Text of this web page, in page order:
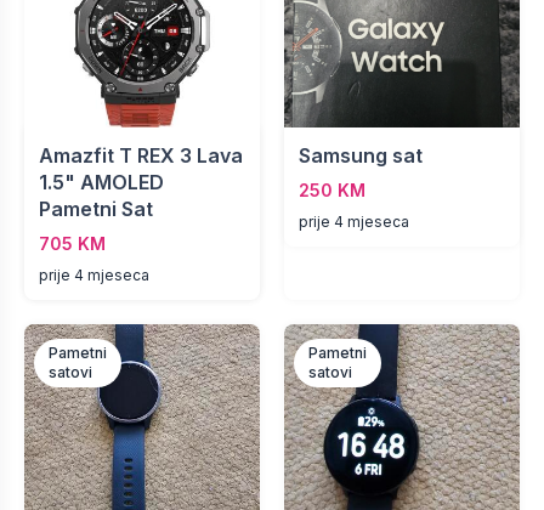
Amazfit T REX 3 Lava
1.5" AMOLED
Pametni Sat
705 KM
prije 4 mjeseca
Samsung sat
250 KM
prije 4 mjeseca
Pametni
satovi
Pametni
satovi